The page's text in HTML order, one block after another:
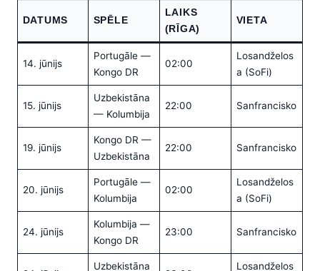
DATUMS SPĒLE
LAIKS
(RĪGA)
VIETA
14. jūnijs
Portugāle —
Kongo DR
02:00
Losandželos
a (SoFi)
15. jūnijs
Uzbekistāna
— Kolumbija
22:00 Sanfrancisko
19. jūnijs
Kongo DR —
Uzbekistāna
22:00 Sanfrancisko
20. jūnijs
Portugāle —
Kolumbija
02:00
Losandželos
a (SoFi)
24. jūnijs
Kolumbija —
Kongo DR
23:00 Sanfrancisko
Uzbekistāna
Losandželos